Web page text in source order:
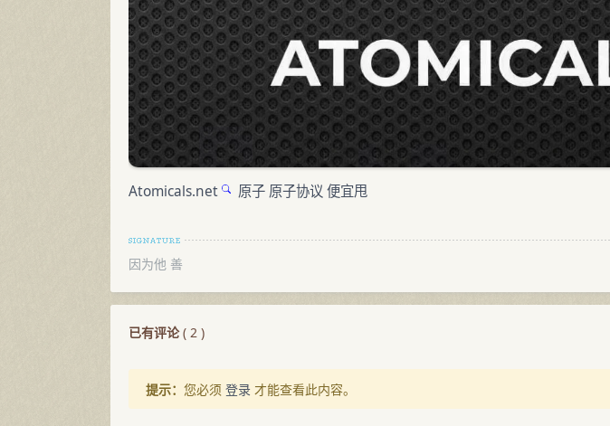
Atomicals.net 原子 原子协议 便宜甩
因为他 善
已有评论( 2 )
提示： 您必须 登录 才能查看此内容。